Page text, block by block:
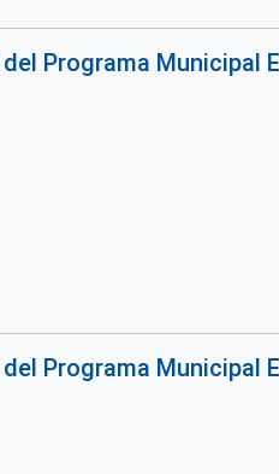
Programa Municipal
Programa Municipal